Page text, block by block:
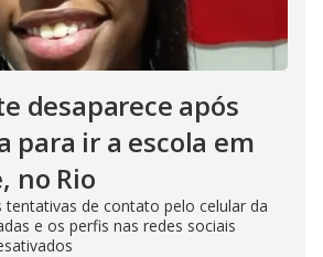
desaparece após
para ir a escola em
no Rio
tentativas de contato pelo celular da
e os perfis nas redes sociais